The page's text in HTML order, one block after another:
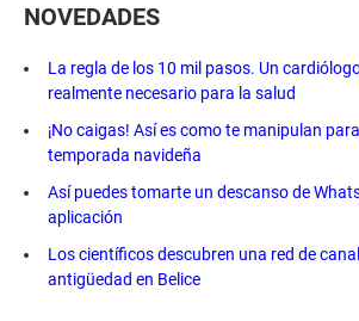
NOVEDADES
La regla de los 10 mil pasos. Un
realmente necesario para la salud
¡No caigas! Así es como te manipulan
temporada navideña
Así puedes tomarte un descanso de
aplicación
Los científicos descubren una red de
antigüedad en Belice